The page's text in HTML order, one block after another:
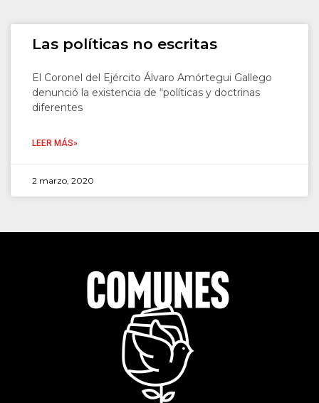
Las políticas no escritas
El Coronel del Ejército Álvaro Amórtegui Gallego
denunció la existencia de “políticas y doctrinas
diferentes
LEER MÁS»
2 marzo, 2020